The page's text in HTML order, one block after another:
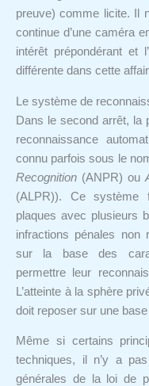
preuve) comme licite. Il
continue d’une caméra
intérêt prépondérant et
différente dans cette
Le système de
Dans le second arrêt, la
reconnaissance
connu parfois sous le
Recognition (ANPR) ou
(ALPR)). Ce système
plaques avec plusieurs
infractions pénales non
sur la base des
permettre leur
L’atteinte à la sphère
doit reposer sur une
Même si certains
techniques, il n’y a
générales de la loi de